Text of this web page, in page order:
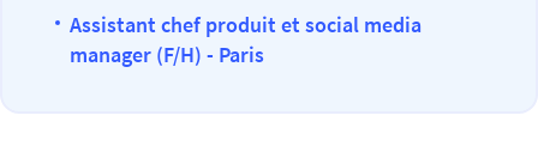
Assistant chef produit et social media
manager (F/H) - Paris